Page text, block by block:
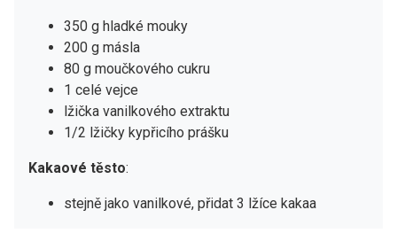
350 g hladké mouky
200 g másla
80 g moučkového cukru
1 celé vejce
lžička vanilkového extraktu
1/2 lžičky kypřicího prášku
Kakaové těsto:
stejně jako vanilkové, přidat 3 lžíce kakaa